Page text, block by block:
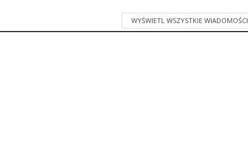
WYŚWIETL WSZYSTKIE WIADOMOŚCI